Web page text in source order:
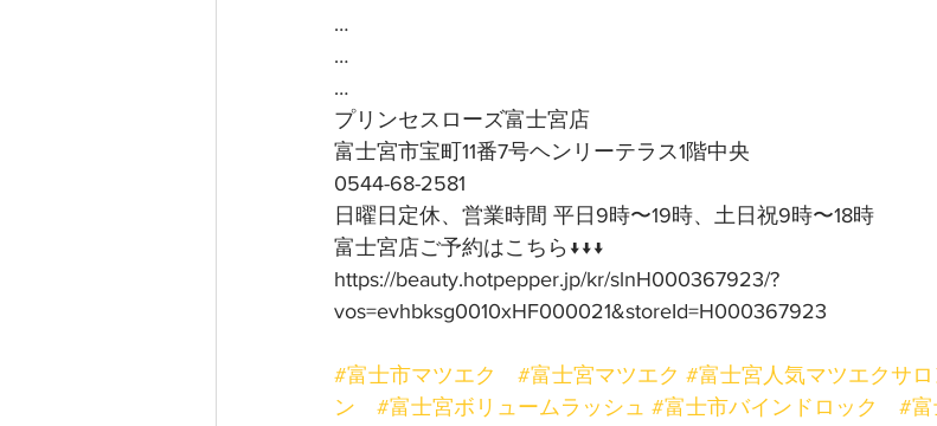
…
…
…
プリンセスローズ富士宮店
富士宮市宝町11番7号ヘンリーテラス1階中央
0544-68-2581
日曜日定休、営業時間 平日9時〜19時、土日祝9時〜18時
富士宮店ご予約はこちら↓↓↓
https://beauty.hotpepper.jp/kr/slnH000367923/?
vos=evhbksg0010xHF000021&storeId=H000367923
#富士市マツエク #富士宮マツエク #富士宮人気マツエクサロ
ン
#富士宮ボリュームラッシュ #富士市バインドロック #富